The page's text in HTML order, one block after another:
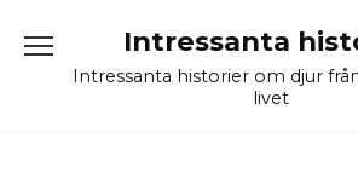
content
Intressanta
Intressanta historier om djur
livet